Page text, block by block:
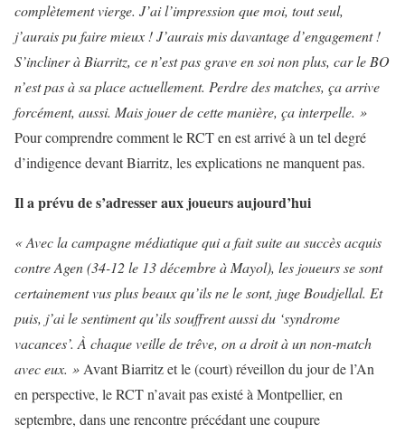
complètement vierge. J’ai l’impression que moi, tout seul,
j’aurais pu faire mieux ! J’aurais mis davantage d’engagement !
S’incliner à Biarritz, ce n’est pas grave en soi non plus, car le BO
n’est pas à sa place actuellement. Perdre des matches, ça arrive
forcément, aussi. Mais jouer de cette manière, ça interpelle. »
Pour comprendre comment le RCT en est arrivé à un tel degré
d’indigence devant Biarritz, les explications ne manquent pas.
Il a prévu de s’adresser aux joueurs aujourd’hui
« Avec la campagne médiatique qui a fait suite au succès acquis
contre Agen (34-12 le 13 décembre à Mayol), les joueurs se sont
certainement vus plus beaux qu’ils ne le sont, juge Boudjellal. Et
puis, j’ai le sentiment qu’ils souffrent aussi du ‘syndrome
vacances’. À chaque veille de trêve, on a droit à un non-match
avec eux. »Avant Biarritz et le (court) réveillon du jour de l’An
en perspective, le RCT n’avait pas existé à Montpellier, en
septembre, dans une rencontre précédant une coupure